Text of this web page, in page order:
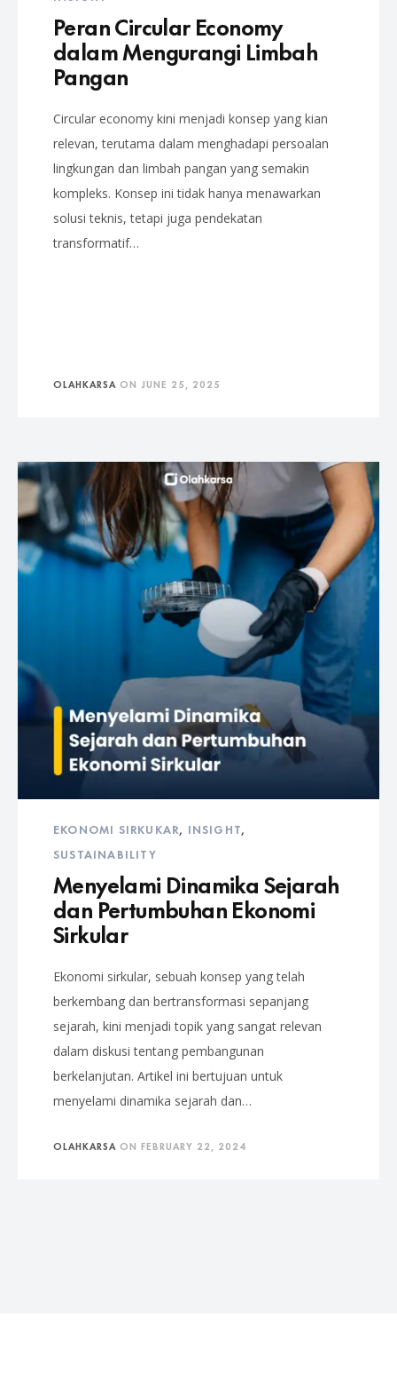
Peran Circular Economy
dalam Mengurangi Limbah
Pangan
Circular economy kini menjadi konsep yang kian
relevan, terutama dalam menghadapi persoalan
lingkungan dan limbah pangan yang semakin
kompleks. Konsep ini tidak hanya menawarkan
solusi teknis, tetapi juga pendekatan
transformatif…
OLAHKARSA ON JUNE 25, 2025
EKONOMI SIRKUKAR, INSIGHT,
SUSTAINABILITY
Menyelami Dinamika Sejarah
dan Pertumbuhan Ekonomi
Sirkular
Ekonomi sirkular, sebuah konsep yang telah
berkembang dan bertransformasi sepanjang
sejarah, kini menjadi topik yang sangat relevan
dalam diskusi tentang pembangunan
berkelanjutan. Artikel ini bertujuan untuk
menyelami dinamika sejarah dan…
OLAHKARSA ON FEBRUARY 22, 2024